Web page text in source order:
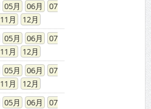
05 06
07
11
12
05 06
07
11
12
05 06
07
11
12
05 06
07